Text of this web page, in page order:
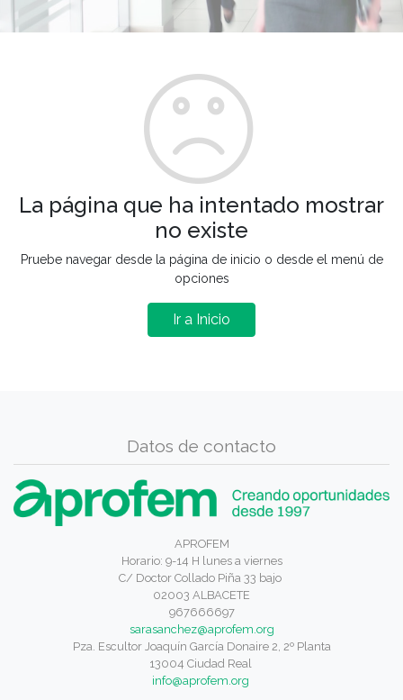
La página que ha intentado mostrar
no existe
Pruebe navegar desde la página de inicio o desde el menú de
opciones
Ir a Inicio
Datos de contacto
APROFEM
Horario: 9-14 H lunes a viernes
C/ Doctor Collado Piña 33 bajo
02003 ALBACETE
967666697
sarasanchez@aprofem.org
Pza. Escultor Joaquín García Donaire 2, 2º Planta
13004 Ciudad Real
info@aprofem.org